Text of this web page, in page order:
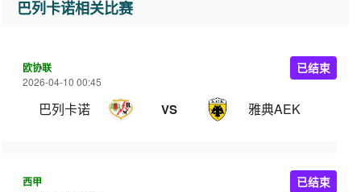
巴列卡诺相关比赛
欧协联
2026-04-10 00:45
巴列卡诺 VS 雅典AEK
已结束
西甲 已结束